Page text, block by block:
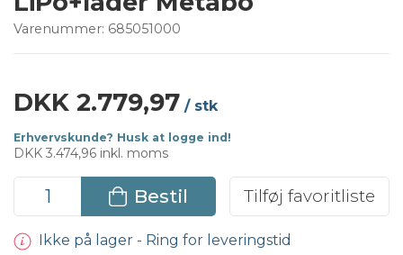
Varenummer: 685051000
DKK 2.779,97 / stk
Erhvervskunde? Husk at logge ind!
DKK 3.474,96 inkl. moms
Bestil Tilføj favoritliste
Ikke på lager - Ring for leveringstid